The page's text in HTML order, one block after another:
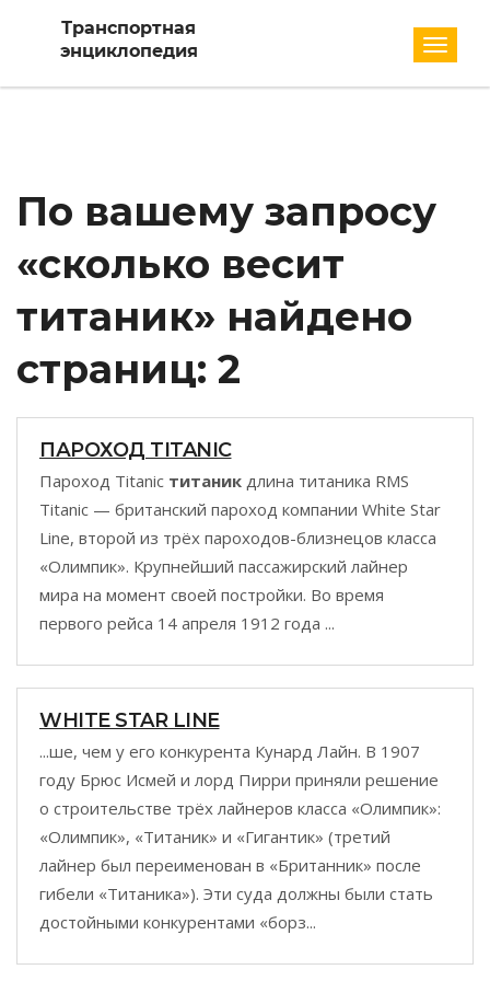
По вашему запросу
«сколько весит
титаник» найдено
страниц: 2
ПАРОХОД TITANIC
Пароход Titanic титаник длина титаника RMS
Titanic — британский пароход компании White Star
Line, второй из трёх пароходов-близнецов класса
«Олимпик». Крупнейший пассажирский лайнер
мира на момент своей постройки. Во время
первого рейса 14 апреля 1912 года ...
WHITE STAR LINE
...ше, чем у его конкурента Кунард Лайн. В 1907
году Брюс Исмей и лорд Пирри приняли решение
о строительстве трёх лайнеров класса «Олимпик»:
«Олимпик», «Титаник» и «Гигантик» (третий
лайнер был переименован в «Британник» после
гибели «Титаника»). Эти суда должны были стать
достойными конкурентами «борз...